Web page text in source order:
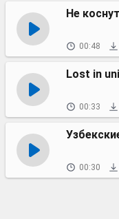
Не
00:48
Lost in
00:33
00:30